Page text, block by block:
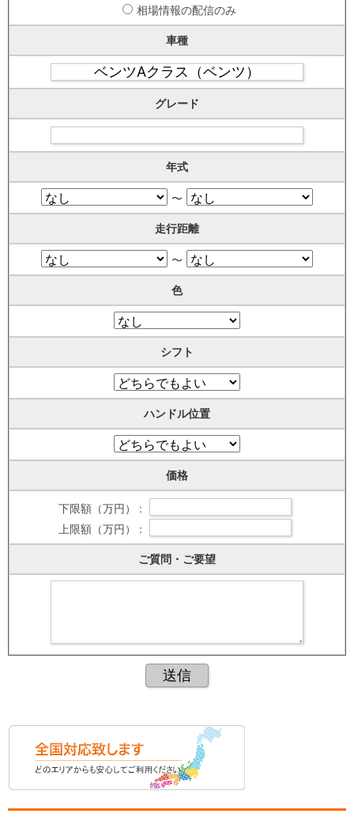
相場情報の配信のみ
車種
グレード
年式
〜
走行距離
〜
色
シフト
ハンドル位置
価格
下限額（万円） :
上限額（万円） :
ご質問・ご要望